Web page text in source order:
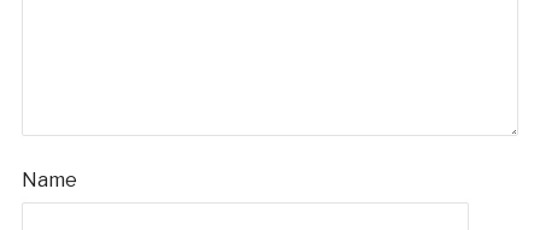
Name